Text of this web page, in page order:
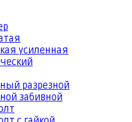
усиленная
разрезной
забивной